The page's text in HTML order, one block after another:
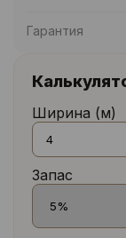
Гарантия
Ширина (м)
Запас